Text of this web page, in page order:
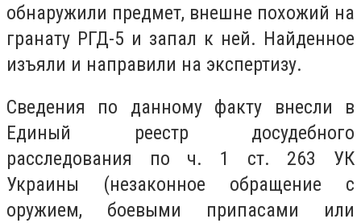
обнаружили предмет, внешне похожий на
гранату РГД-5 и запал к ней. Найденное
изъяли и направили на экспертизу.
Сведения по данному факту внесли в
Единый реестр досудебного
расследования по ч. 1 ст. 263 УК
Украины (незаконное обращение с
оружием, боевыми припасами или